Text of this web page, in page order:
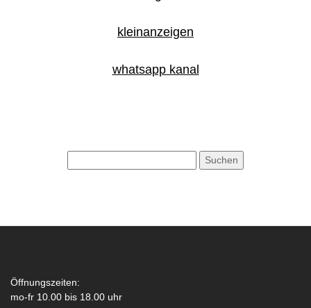
kleinanzeigen
whatsapp kanal
Öffnungszeiten:
mo-fr 10.00 bis 18.00 uhr